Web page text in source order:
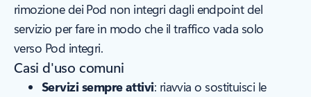
rimozione dei Pod non integri dagli endpoint del
servizio per fare in modo che il traffico vada solo
verso Pod integri.
Casi d'uso comuni
Servizi sempre attivi: riavvia o sostituisci le